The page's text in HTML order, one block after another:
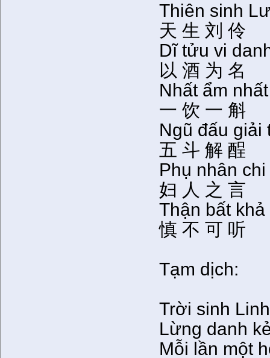
Thiên sinh
天 生 刘 伶
Dĩ tửu vi
以 酒 为 名
Nhất ẩm
一 饮 一 斛
Ngũ đấu giải
五 斗 解 酲
Phụ nhân
妇 人 之 言
Thận bất
慎 不 可 听
Tạm dịch:
Trời sinh
Lừng danh
Mỗi lần một